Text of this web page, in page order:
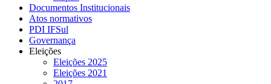
Documentos Institucionais
Atos normativos
PDI IFSul
Governança
Eleições
Eleições 2025
Eleições 2021